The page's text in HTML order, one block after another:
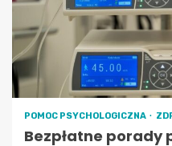
POMOC PSYCHOLOGICZNA
Bezpłatne porady